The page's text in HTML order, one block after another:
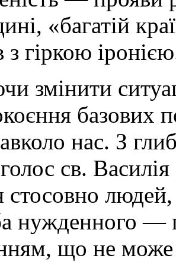
«багатій
з гіркою
змінити
базових
нас. З
св.
стосовно
нужденного —
що не може